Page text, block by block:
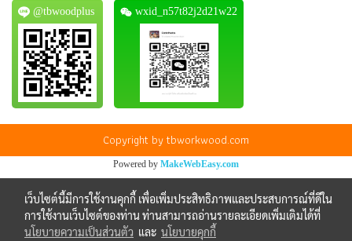
@tbwoodplus wxid_n57t82j2d21w22
Copyright by tbworkwood.com
Powered by MakeWebEasy.com
เว็บไซต์นี้มีการใช้งานคุกกี้ เพื่อเพิ่มประสิทธิภาพและประสบการณ์ที่ดีใน
การใช้งานเว็บไซต์ของท่าน ท่านสามารถอ่านรายละเอียดเพิ่มเติมได้ที่
นโยบายความเป็นส่วนตัว และ นโยบายคุกกี้